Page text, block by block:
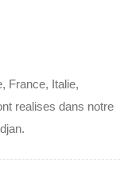
France, Italie,
realises dans notre